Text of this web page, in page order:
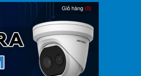
Giỏ hàng(0)